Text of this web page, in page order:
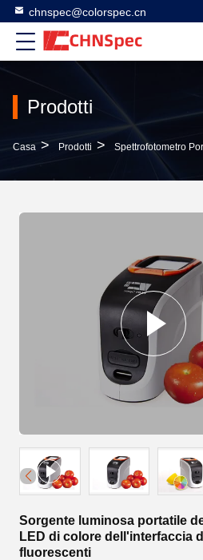
chnspec@colorspec.cn
Prodotti
Casa > Prodotti > Spettrofotometro
Sorgente luminosa portatile
LED di colore dell'interfaccia
fluorescenti